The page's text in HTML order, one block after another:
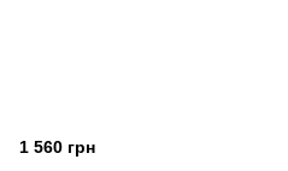
1 560 грн